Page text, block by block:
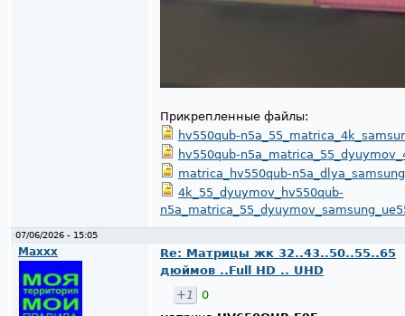
Прикрепленные файлы:
hv550qub-
hv550qub-
matrica_hv550qub-
4k_55_dyuymov_hv550qub-
07/06/2026 - 15:05
Maxxx
Re: Матрицы жк 32..43..50..55..65
дюймов ..Full HD .. UHD
+1
0